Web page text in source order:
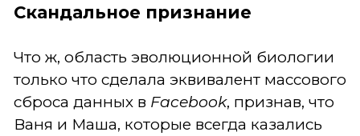
Скандальное признание
Что ж, область эволюционной биологии
только что сделала эквивалент массового
сброса данных в Facebook, признав, что
Ваня и Маша, которые всегда казались